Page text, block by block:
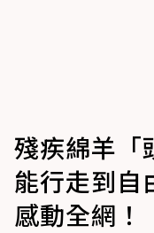
殘疾綿羊「
能行走到自
感動全網！